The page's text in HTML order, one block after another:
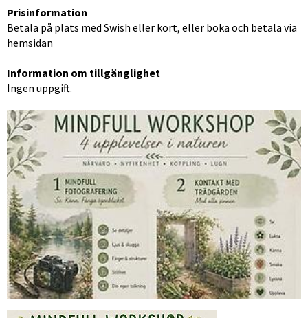
Prisinformation
Betala på plats med Swish eller kort, eller boka och betala via
hemsidan
Information om tillgänglighet
Ingen uppgift.
Förstora bilden